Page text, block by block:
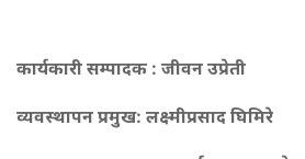
कार्यकारी सम्पादक : जीवन उप्रेती
व्यवस्थापन प्रमुख: लक्ष्मीप्रसाद घिमिरे